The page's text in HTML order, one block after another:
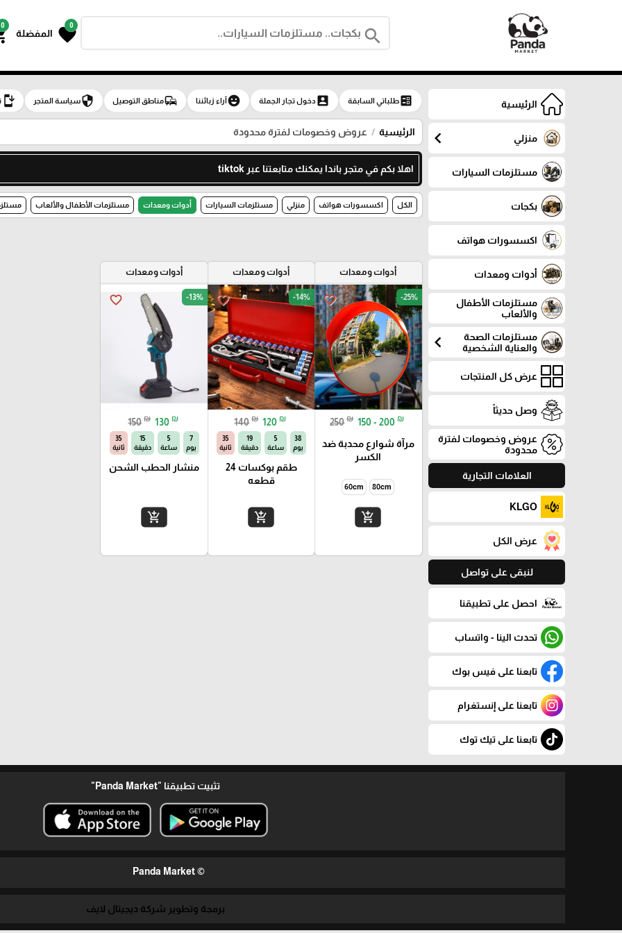
search
0
favorite المفضلة
0
الرئيسية
منزلي chevron_left
مستلزمات السيارات
بكجات
اكسسورات هواتف
أدوات ومعدات
مستلزمات الأطفال
والألعاب
مستلزمات الصحة
والعناية الشخصية
chevron_left
عرض كل المنتجات
وصل حديثاً
عروض وخصومات لفترة
محدودة
العلامات التجارية
KLGO
عرض الكل
لنبقى على تواصل
احصل على تطبيقنا
تحدث الينا - واتساب
تابعنا على فيس بوك
تابعنا على إنستغرام
تابعنا على تيك توك
ballotطلباتي السابقة account_boxدخول تجار الجملة emoji_emotionsآراء زبائننا commuteمناطق التوصيل securityسياسة المتجر install_mobile
الرئيسية عروض وخصومات لفترة محدودة
اهلا بكم في متجر باندا يمكنك متابعتنا عبر tiktok
الكل اكسسورات هواتف منزلي مستلزمات السيارات أدوات ومعدات مستلزمات الأطفال والألعاب
أدوات ومعدات
favorite_border -25%
250 ₪ 150 - 200 ₪
مرآة شوارع محدبة ضد
الكسر
80cm
60cm
add_shopping_cart
أدوات ومعدات
favorite_border -14%
140 ₪ 120 ₪
38
يوم
5
ساعة
19
دقيقة
34
ثانية
طقم بوكسات 24
قطعه
add_shopping_cart
أدوات ومعدات
favorite_border -13%
150 ₪ 130 ₪
7
يوم
5
ساعة
15
دقيقة
34
ثانية
منشار الحطب الشحن
add_shopping_cart
تثبيت تطبيقنا "Panda Market"
© Panda Market
برمجة وتطوير شركة ديجيتال لايف